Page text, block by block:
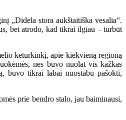
„Didela stora aukštaitiška vesalia“.
bet atrodo, kad tikrai ilgiau – turbūt
keturkinkį, apie kiekvieną regioną
nes buvo nuolat vis kažkas
buvo tikrai labai nuostabu pašokti,
prie bendro stalo, jau baiminausi,